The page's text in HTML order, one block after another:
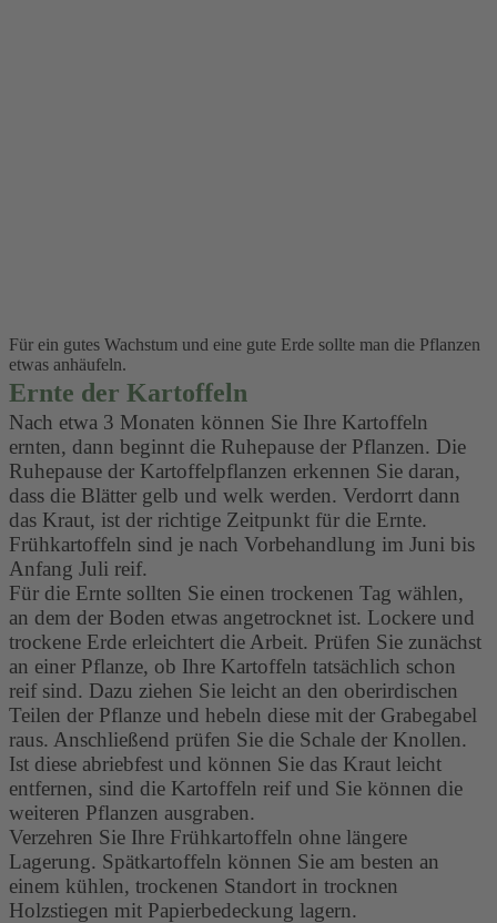
Für ein gutes Wachstum und eine gute Erde sollte man die Pflanzen
etwas anhäufeln.
Ernte der Kartoffeln
Nach etwa 3 Monaten können Sie Ihre Kartoffeln
ernten, dann beginnt die Ruhepause der Pflanzen. Die
Ruhepause der Kartoffelpflanzen erkennen Sie daran,
dass die Blätter gelb und welk werden. Verdorrt dann
das Kraut, ist der richtige Zeitpunkt für die Ernte.
Frühkartoffeln sind je nach Vorbehandlung im Juni bis
Anfang Juli reif.
Für die Ernte sollten Sie einen trockenen Tag wählen,
an dem der Boden etwas angetrocknet ist. Lockere und
trockene Erde erleichtert die Arbeit. Prüfen Sie zunächst
an einer Pflanze, ob Ihre Kartoffeln tatsächlich schon
reif sind. Dazu ziehen Sie leicht an den oberirdischen
Teilen der Pflanze und hebeln diese mit der Grabegabel
raus. Anschließend prüfen Sie die Schale der Knollen.
Ist diese abriebfest und können Sie das Kraut leicht
entfernen, sind die Kartoffeln reif und Sie können die
weiteren Pflanzen ausgraben.
Verzehren Sie Ihre Frühkartoffeln ohne längere
Lagerung. Spätkartoffeln können Sie am besten an
einem kühlen, trockenen Standort in trocknen
Holzstiegen mit Papierbedeckung lagern.